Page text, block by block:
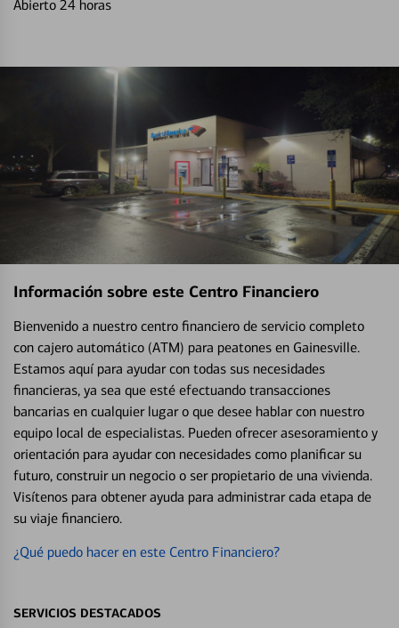
Abierto 24 horas
Información sobre este Centro Financiero
Bienvenido a nuestro centro financiero de servicio completo
con cajero automático (ATM) para peatones en Gainesville.
Estamos aquí para ayudar con todas sus necesidades
financieras, ya sea que esté efectuando transacciones
bancarias en cualquier lugar o que desee hablar con nuestro
equipo local de especialistas. Pueden ofrecer asesoramiento y
orientación para ayudar con necesidades como planificar su
futuro, construir un negocio o ser propietario de una vivienda.
Visítenos para obtener ayuda para administrar cada etapa de
su viaje financiero.
¿Qué puedo hacer en este Centro Financiero?
SERVICIOS DESTACADOS